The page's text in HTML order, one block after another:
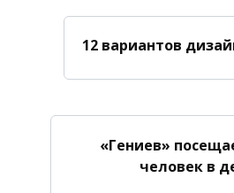
12 вариантов
«Гениев»
человек в